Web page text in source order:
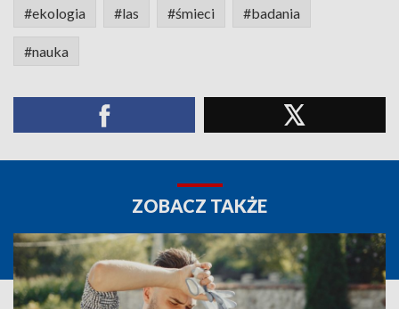
#ekologia #las #śmieci #badania
#nauka
ZOBACZ TAKŻE